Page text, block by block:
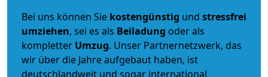
Bei uns können Sie kostengünstig und stressfrei
umziehen, sei es als Beiladung oder als
kompletter Umzug. Unser Partnernetzwerk, das
wir über die Jahre aufgebaut haben, ist
deutschlandweit und sogar international